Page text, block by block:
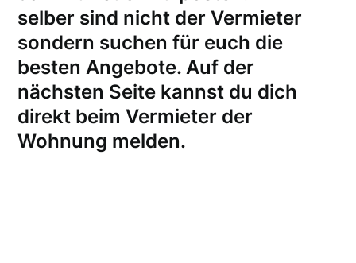
selber sind nicht der Vermieter
sondern suchen für euch die
besten Angebote. Auf der
nächsten Seite kannst du dich
direkt beim Vermieter der
Wohnung melden.